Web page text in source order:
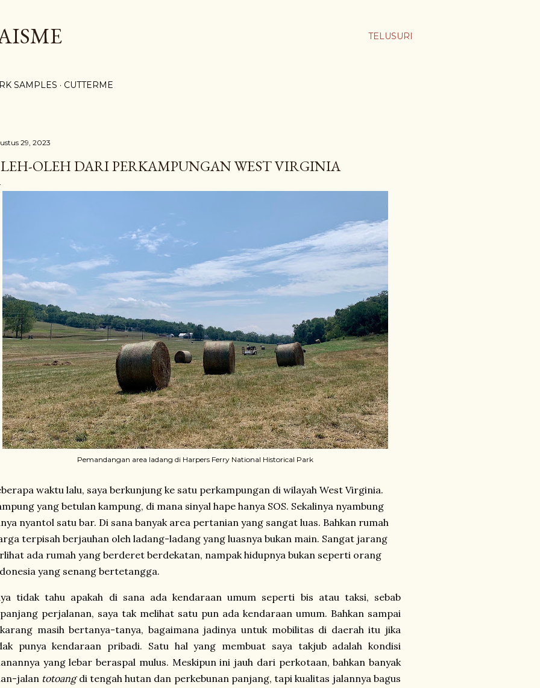
TELUSURI
SAMPLES CUTTERME
29, 2023
OLEH DARI PERKAMPUNGAN WEST VIRGINIA
Pemandangan area ladang di Harpers Ferry National Historical Park
waktu lalu, saya berkunjung ke satu perkampungan di wilayah West Virginia.
yang betulan kampung, di mana sinyal hape hanya SOS. Sekalinya nyambung
nyantol satu bar. Di sana banyak area pertanian yang sangat luas. Bahkan rumah
terpisah berjauhan oleh ladang-ladang yang luasnya bukan main. Sangat jarang
ada rumah yang berderet berdekatan, nampak hidupnya bukan seperti orang
yang senang bertetangga.
tidak tahu apakah di sana ada kendaraan umum seperti bis atau taksi, sebab
perjalanan, saya tak melihat satu pun ada kendaraan umum. Bahkan sampai
masih bertanya-tanya, bagaimana jadinya untuk mobilitas di daerah itu jika
punya kendaraan pribadi. Satu hal yang membuat saya takjub adalah kondisi
yang lebar beraspal mulus. Meskipun ini jauh dari perkotaan, bahkan banyak
jalan totoangdi tengah hutan dan perkebunan panjang, tapi kualitas jalannya bagus